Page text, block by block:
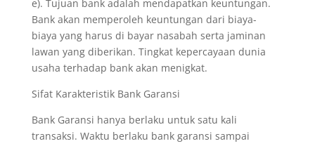
e). Tujuan bank adalah mendapatkan keuntungan.
Bank akan memperoleh keuntungan dari biaya-
biaya yang harus di bayar nasabah serta jaminan
lawan yang diberikan. Tingkat kepercayaan dunia
usaha terhadap bank akan menigkat.
Sifat Karakteristik Bank Garansi
Bank Garansi hanya berlaku untuk satu kali
transaksi. Waktu berlaku bank garansi sampai